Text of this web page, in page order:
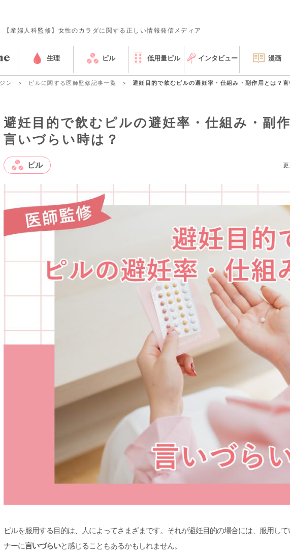
【産婦人科監修】女性のカラダに関する正しい情報発信メディア
生理 ピル 低用量ピル インタビュー 漫画
ン ピルに関する医師監修記事一覧 避妊目的で飲むピルの避妊率・仕組み・副作用とは？
避妊目的で飲むピルの避妊率・仕組み・副
言いづらい時は？
ピル
ピルを服用する目的は、人によってさまざまです。それが避妊目的の場合には、服用し
ナーに言いづらいと感じることもあるかもしれません。